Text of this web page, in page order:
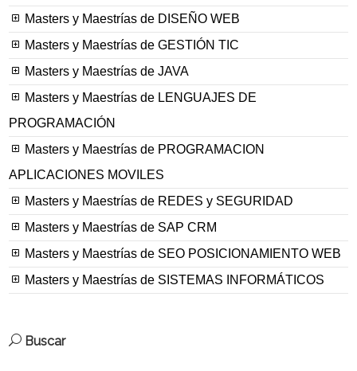
Masters y Maestrías de DISEÑO WEB
Masters y Maestrías de GESTIÓN TIC
Masters y Maestrías de JAVA
Masters y Maestrías de LENGUAJES DE
PROGRAMACIÓN
Masters y Maestrías de PROGRAMACION
APLICACIONES MOVILES
Masters y Maestrías de REDES y SEGURIDAD
Masters y Maestrías de SAP CRM
Masters y Maestrías de SEO POSICIONAMIENTO WEB
Masters y Maestrías de SISTEMAS INFORMÁTICOS
Buscar